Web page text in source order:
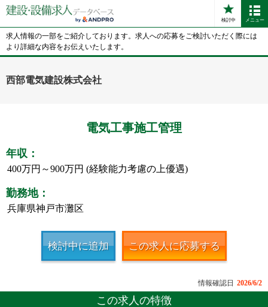
検討中 メニュー
求人情報の一部をご紹介しております。求人への応募をご検討いただく際には
より詳細な内容をお伝えいたします。
西部電気建設株式会社
電気工事施工管理
年収：
400万円～900万円 (経験能力考慮の上優遇)
勤務地：
兵庫県神戸市灘区
検討中に追加 この求人に応募する
情報確認日 2026/6/2
この求人の特徴